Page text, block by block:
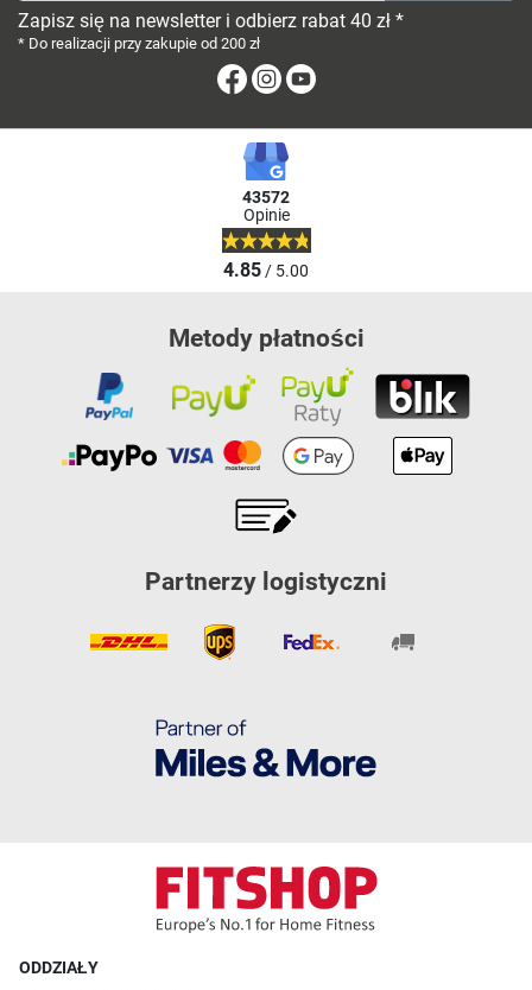
Zapisz się na newsletter i odbierz rabat 40 zł *
* Do realizacji przy zakupie od 200 zł
FacebookInstagram
43572
Opinie
4.85/ 5.00
Metody płatności
Partnerzy logistyczni
ODDZIAŁY